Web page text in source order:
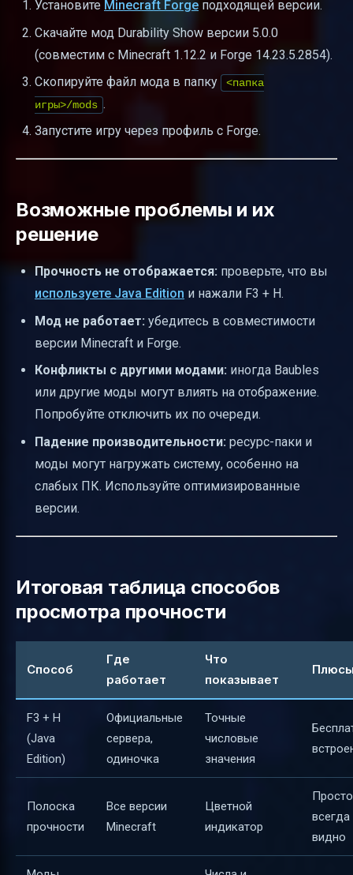
Установите Minecraft Forge подходящей версии.
Скачайте мод Durability Show версии 5.0.0
(совместим с Minecraft 1.12.2 и Forge 14.23.5.2854).
Скопируйте файл мода в папку
<папка
игры>/mods .
Запустите игру через профиль с Forge.
Возможные проблемы и их
решение
Прочность не отображается: проверьте, что вы
используете Java Edition и нажали F3 + H.
Мод не работает: убедитесь в совместимости
версии Minecraft и Forge.
Конфликты с другими модами: иногда Baubles
или другие моды могут влиять на отображение.
Попробуйте отключить их по очереди.
Падение производительности: ресурс-паки и
моды могут нагружать систему, особенно на
слабых ПК. Используйте оптимизированные
версии.
Итоговая таблица способов
просмотра прочности
Способ
Где
работает
Что
показывает
F3 + H
(Java
Edition)
Официальные
сервера,
одиночка
Точные
числовые
значения
Полоска
прочности
Все версии
Minecraft
Цветной
индикатор
всегда
видно